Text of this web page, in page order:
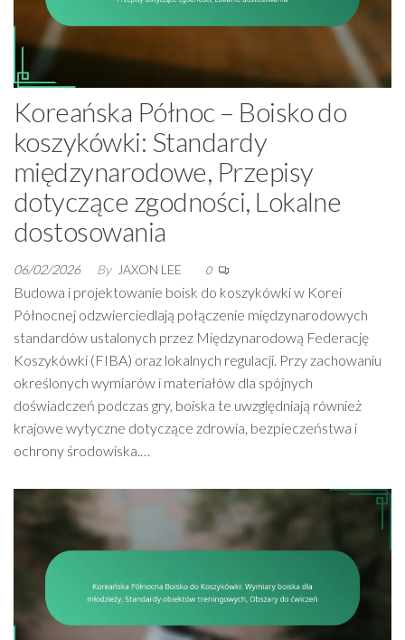
Koreańska Północ – Boisko do
koszykówki: Standardy
międzynarodowe, Przepisy
dotyczące zgodności, Lokalne
dostosowania
06/02/2026 By JAXON LEE 0
Budowa i projektowanie boisk do koszykówki w Korei
Północnej odzwierciedlają połączenie międzynarodowych
standardów ustalonych przez Międzynarodową Federację
Koszykówki (FIBA) oraz lokalnych regulacji. Przy zachowaniu
określonych wymiarów i materiałów dla spójnych
doświadczeń podczas gry, boiska te uwzględniają również
krajowe wytyczne dotyczące zdrowia, bezpieczeństwa i
ochrony środowiska.…